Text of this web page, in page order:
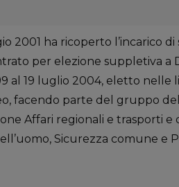
2001 ha ricoperto l’incarico
per elezione suppletiva a
al 19 luglio 2004, eletto nelle
facendo parte del gruppo del
Affari regionali e trasporti
Sicurezza comune e